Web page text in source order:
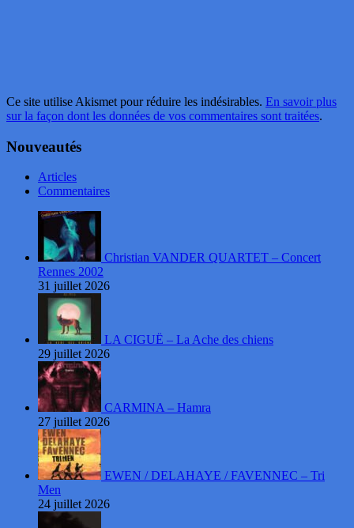
Ce site utilise Akismet pour réduire les indésirables. En savoir plus
sur la façon dont les données de vos commentaires sont traitées.
Nouveautés
Articles
Commentaires
Christian VANDER QUARTET – Concert
Rennes 2002
31 juillet 2026
LA CIGUË – La Ache des chiens
29 juillet 2026
CARMINA – Hamra
27 juillet 2026
EWEN / DELAHAYE / FAVENNEC – Tri
Men
24 juillet 2026